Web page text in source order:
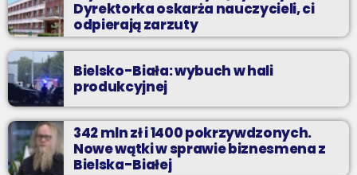
Dyrektorka oskarża nauczycieli, ci
odpierają zarzuty
Bielsko-Biała: wybuch w hali
produkcyjnej
342 mln zł i 1400 pokrzywdzonych.
Nowe wątki w sprawie biznesmena z
Bielska-Białej